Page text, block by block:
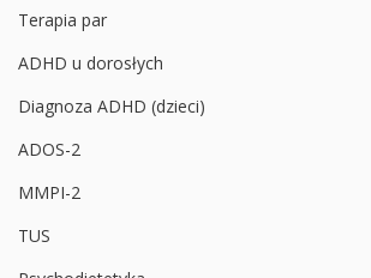
Terapia par
ADHD u dorosłych
Diagnoza ADHD (dzieci)
ADOS-2
MMPI-2
TUS